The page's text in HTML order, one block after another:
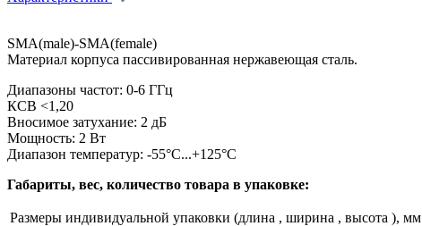
SMA(male)-SMA(female)
Материал корпуса пассивированная нержавеющая сталь.
Диапазоны частот: 0-6 ГГц
КСВ <1,20
Вносимое затухание: 2 дБ
Мощность: 2 Вт
Диапазон температур: -55°C...+125°C
Габариты, вес, количество товара в упаковке:
Размеры индивидуальной упаковки (длина , ширина , высота ), мм